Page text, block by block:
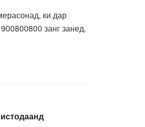
ки дар
занг занед.